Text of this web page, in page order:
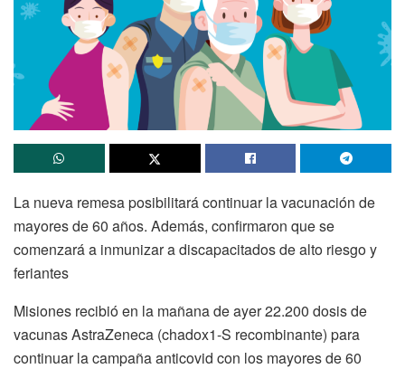
La nueva remesa posibilitará continuar la vacunación de
mayores de 60 años. Además, confirmaron que se
comenzará a inmunizar a discapacitados de alto riesgo y
feriantes
Misiones recibió en la mañana de ayer 22.200 dosis de
vacunas AstraZeneca (chadox1-S recombinante) para
continuar la campaña anticovid con los mayores de 60